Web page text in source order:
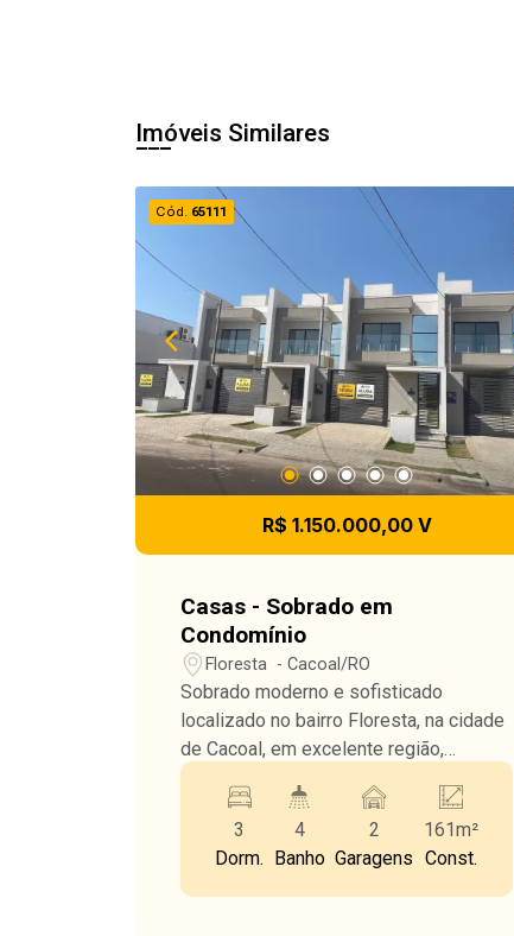
Imóveis Similares
Cód. 65111
R$ 1.150.000,00 V
Casas - Sobrado em
Condomínio
Floresta - Cacoal/RO
Sobrado moderno e sofisticado
localizado no bairro Floresta, na cidade
de Cacoal, em excelente região,
próximo ao Cacoal Shopping, garantindo
praticidade e fácil acesso aos
principais pontos da cidade. O imóvel
conta com 165m² de área construída,
distribuídos de forma inteligente para
3
Dorm.
4
Banho
2
Garagens
161m²
Const.